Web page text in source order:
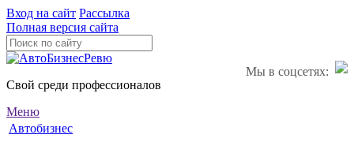
Вход на сайт Рассылка
Полная версия сайта
Мы в соцсетях:
Свой среди профессионалов
Меню
Автобизнес